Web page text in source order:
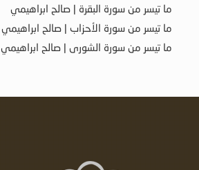
ما تيسر من سورة البقرة | صالح ابراهيمي
ما تيسر من سورة الأحزاب | صالح ابراهيمي
ما تيسر من سورة الشورى | صالح ابراهيمي